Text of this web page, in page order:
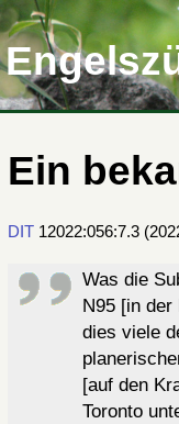
Ein
DIT 12022:056:7.3 (
Was die
N95 [in
dies viele
[auf den
Toronto